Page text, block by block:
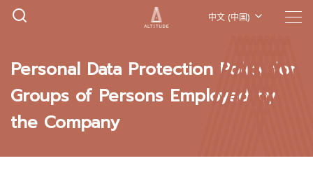
中文 (中国)
Personal Data Protection Policy for
Groups of Persons Employed by
the Company